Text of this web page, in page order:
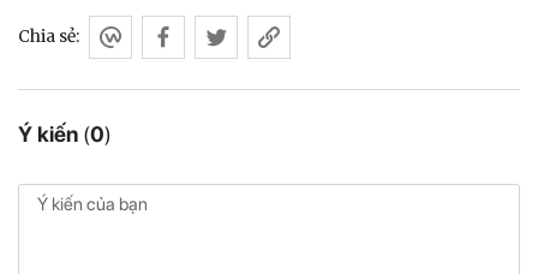
Ý kiến (0)
Chia sẻ: